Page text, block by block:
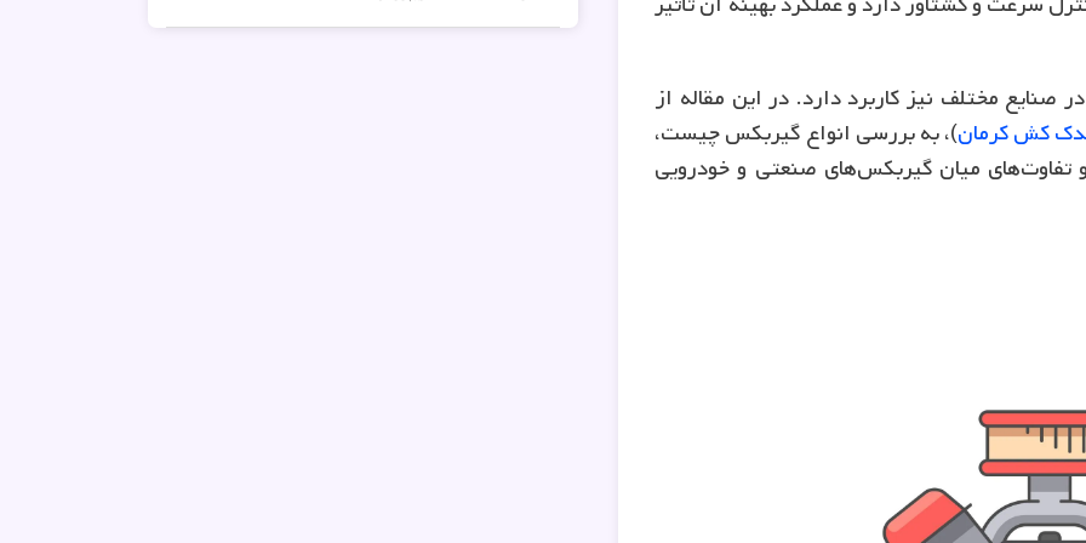
صنایع مختلف نیز کاربرد دارد. در این مقاله از
کش کرمان)، به بررسی انواع گیربکس چیست،
میان گیربکس‌های صنعتی و خودرویی